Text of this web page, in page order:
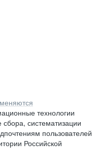
технологии
систематизации
пользователей
Российской